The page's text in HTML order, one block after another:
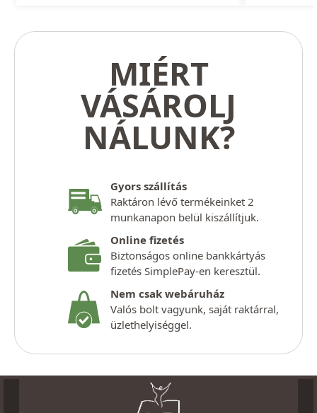
MIÉRT
VÁSÁROLJ
NÁLUNK?
Gyors szállítás
Raktáron lévő termékeinket 2
munkanapon belül kiszállítjuk.
Online fizetés
Biztonságos online bankkártyás
fizetés SimplePay-en keresztül.
Nem csak webáruház
Valós bolt vagyunk, saját raktárral,
üzlethelyiséggel.